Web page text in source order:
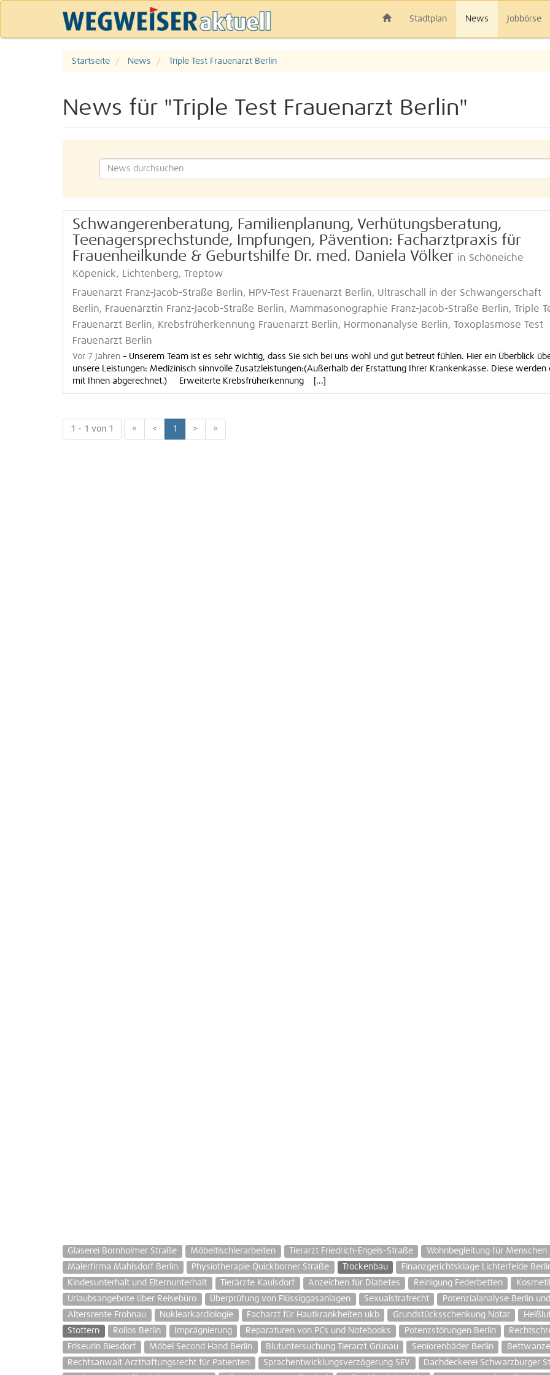
Stadtplan News Jobbörse
Startseite News Triple Test Frauenarzt Berlin
News für "Triple Test Frauenarzt Berlin"
Schwangerenberatung, Familienplanung, Verhütungsberatung,
Teenagersprechstunde, Impfungen, Pävention: Facharztpraxis für
Frauenheilkunde & Geburtshilfe Dr. med. Daniela Völker in Schöneiche
Köpenick, Lichtenberg, Treptow
Frauenarzt Franz-Jacob-Straße Berlin, HPV-Test Frauenarzt Berlin, Ultraschall in der Schwangerschaft
Berlin, Frauenärztin Franz-Jacob-Straße Berlin, Mammasonographie Franz-Jacob-Straße Berlin, Triple
Frauenarzt Berlin, Krebsfrüherkennung Frauenarzt Berlin, Hormonanalyse Berlin, Toxoplasmose Test
Frauenarzt Berlin
Vor 7 Jahren – Unserem Team ist es sehr wichtig, dass Sie sich bei uns wohl und gut betreut fühlen. Hier ein Überblick
unsere Leistungen: Medizinisch sinnvolle Zusatzleistungen:(Außerhalb der Erstattung Ihrer Krankenkasse. Diese werden
mit Ihnen abgerechnet.) Erweiterte Krebsfrüherkennung [...]
1 - 1 von 1 « < 1 > »
Glaserei Bornholmer Straße Möbeltischlerarbeiten Tierarzt Friedrich-Engels-Straße Wohnbegleitung für
Malerfirma Mahlsdorf Berlin
Physiotherapie Quickborner Straße Trockenbau Finanzgerichtsklage Lichterfelde
Kindesunterhalt und Elternunterhalt
Tierärzte Kaulsdorf Anzeichen für Diabetes Reinigung Federbetten
Urlaubsangebote über Reisebüro
Überprüfung von Flüssiggasanlagen Sexualstrafrecht Potenzialanalyse Berlin
Altersrente Frohnau
Nuklearkardiologie Facharzt für Hautkrankheiten ukb Grundstücksschenkung Notar
Stottern
Rollos Berlin Imprägnierung Reparaturen von PCs und Notebooks Potenzstörungen Berlin
Friseurin Biesdorf
Möbel Second Hand Berlin Blutuntersuchung Tierarzt Grünau Seniorenbäder Berlin
Rechtsanwalt Arzthaftungsrecht für Patienten
Sprachentwicklungsverzögerung SEV Dachdeckerei Schwarzburger